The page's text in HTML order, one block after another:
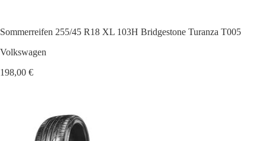
Sommerreifen 255/45 R18 XL 103H Bridgestone Turanza T005
Volkswagen
198,00 €